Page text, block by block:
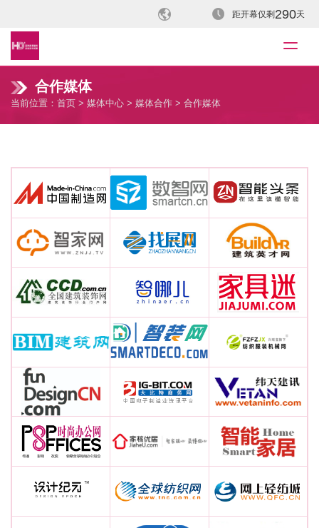
距开幕仅剩 290天
合作媒体
当前位置： 首页 > 媒体中心 > 媒体合作 > 合作媒体